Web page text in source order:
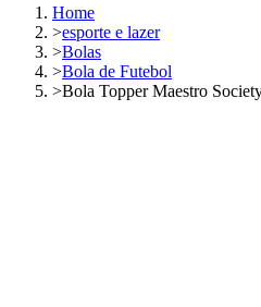
Home
>esporte e lazer
>Bolas
>Bola de Futebol
>Bola Topper Maestro